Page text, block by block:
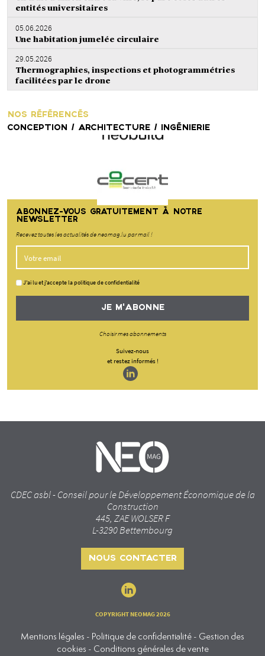
entités universitaires
05.06.2026
Une habitation jumelée circulaire
29.05.2026
Thermographies, inspections et photogrammétries
facilitées par le drone
NOS RÉFÉRENCÉS
CONCEPTION / ARCHITECTURE / INGÉNIERIE
ABONNEZ-VOUS GRATUITEMENT À NOTRE
NEWSLETTER
Recevez toutes les actualités de neomag.lu par mail !
J'ai lu et j'accepte la politique de confidentialité
JE M'ABONNE
Choisir mes abonnements
Suivez-nous
et restez informés !
CDEC asbl - Conseil pour le Développement Économique de la
Construction
445, ZAE WOLSER F
L-3290 Bettembourg
NOUS CONTACTER
COPYRIGHT NEOMAG 2026
Mentions légales - Politique de confidentialité - Gestion des
cookies - Conditions générales de vente